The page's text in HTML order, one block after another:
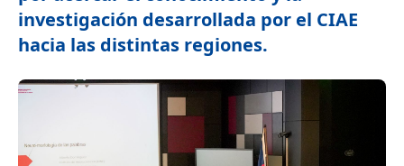
investigación desarrollada por el CIAE
hacia las distintas regiones.